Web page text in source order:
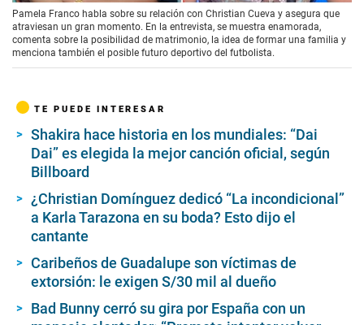
Pamela Franco habla sobre su relación con Christian Cueva y asegura que
atraviesan un gran momento. En la entrevista, se muestra enamorada,
comenta sobre la posibilidad de matrimonio, la idea de formar una familia y
menciona también el posible futuro deportivo del futbolista.
TE PUEDE INTERESAR
Shakira hace historia en los mundiales: “Dai
Dai” es elegida la mejor canción oficial, según
Billboard
¿Christian Domínguez dedicó “La incondicional”
a Karla Tarazona en su boda? Esto dijo el
cantante
Caribeños de Guadalupe son víctimas de
extorsión: le exigen S/30 mil al dueño
Bad Bunny cerró su gira por España con un